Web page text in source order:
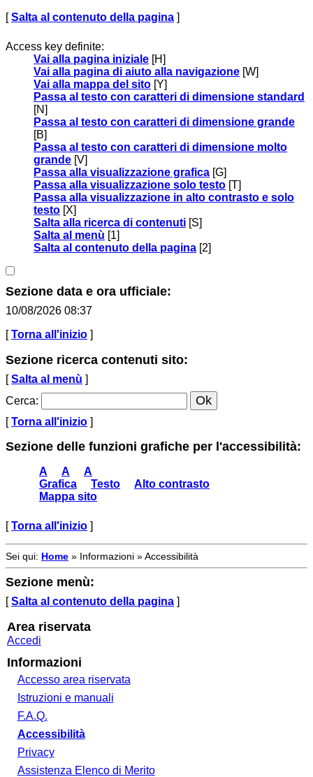
[Salta al contenuto della pagina ]
Access key definite:
Vai alla pagina iniziale [H]
Vai alla pagina di aiuto alla navigazione [W]
Vai alla mappa del sito [Y]
Passa al testo con caratteri di dimensione standard
[N]
Passa al testo con caratteri di dimensione grande
[B]
Passa al testo con caratteri di dimensione molto
grande [V]
Passa alla visualizzazione grafica [G]
Passa alla visualizzazione solo testo [T]
Passa alla visualizzazione in alto contrasto e solo
testo [X]
Salta alla ricerca di contenuti [S]
Salta al menù [1]
Salta al contenuto della pagina [2]
Sezione data e ora ufficiale:
10/08/2026 08:37
[Torna all'inizio ]
Sezione ricerca contenuti sito:
[Salta al menù ]
Cerca:
[Torna all'inizio ]
Sezione delle funzioni grafiche per l'accessibilità:
A A
A
Grafica
Testo
Alto contrasto
Mappa sito
[Torna all'inizio ]
Sei qui: Home » Informazioni »Accessibilità
Sezione menù:
[Salta al contenuto della pagina ]
Area riservata
Accedi
Informazioni
Accesso area riservata
Istruzioni e manuali
F.A.Q.
Accessibilità
Privacy
Assistenza Elenco di Merito